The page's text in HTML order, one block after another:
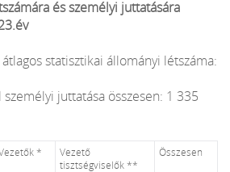
és személyi juttatására
statisztikai állományi létszáma:
juttatása összesen: 1 335
*
Vezető
tisztségviselők **
Összesen